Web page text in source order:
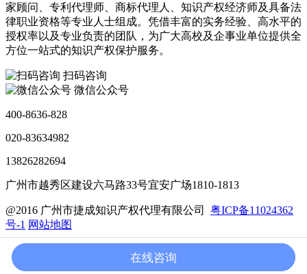
家顾问、专利代理师、商标代理人、知识产权经济师及具备法
律职业资格等专业人士组成。凭借丰富的实务经验、高水平的
授权率以及专业负责的团队，为广大高校及企事业单位提供全
方位一站式的知识产权保护服务。
扫码咨询
微信公众号
400-8636-828
020-83634982
13826282694
广州市越秀区建设六马路33号宜安广场1810-1813
@2016 广州市捷成知识产权代理有限公司 粤ICP备11024362
号-1 网站地图
加入我们 法律声明
在线咨询